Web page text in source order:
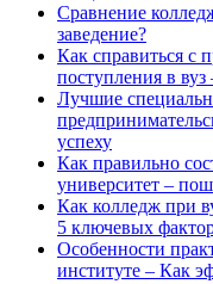
Сравнение
заведение?
Как справиться с
поступления в
Лучшие
успеху
Как правильно
университет –
Как колледж при
5 ключевых
Особенности
институте – Как